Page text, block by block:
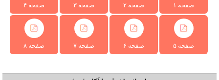
صفحه ۱ صفحه ۲ صفحه ۳ صفحه ۴
صفحه ۵ صفحه ۶ صفحه ۷ صفحه ۸